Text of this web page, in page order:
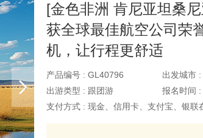
[金色非洲 肯尼亚坦桑
获全球最佳航空公司荣
机，让行程更舒适
产品编号 : GL40796 出发城市 :
出游类型 : 跟团游 报名时间 :
支付方式 : 现金、信用卡、支付宝、银联